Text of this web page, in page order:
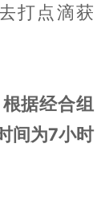
打点滴获
据经合组
间为7小时